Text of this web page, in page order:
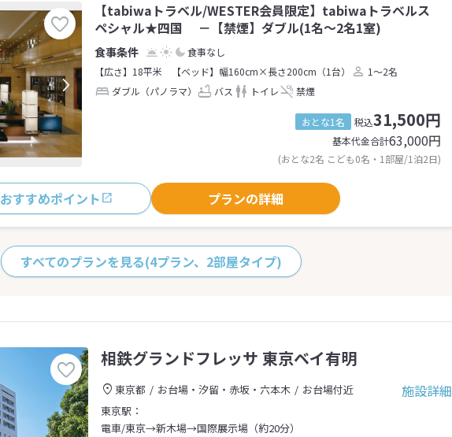
【tabiwaトラベル/WESTER会員限定】tabiwaトラベルス
ペシャル★四国 －【禁煙】ダブル(1名～2名1室)
食事なし
【広さ】18平米
【ベッド】幅160cm×長さ200cm（1台）
1～2名
ダブル（パノラマ）
バス トイレ 禁煙
おとな1名 税込31,500円
基本代金合計63,000円
(おとな2名 こども0名・1部屋/1泊2日)
おすすめポイント プランの詳細
すべてのプランを見る(4プラン、2部屋タイプ)
相鉄グランドフレッサ 東京ベイ有明
施設詳細
東京都 お台場・汐留・赤坂・六本木
お台場付近
東京駅：
電車/東京→新木場→国際展示場（約20分）